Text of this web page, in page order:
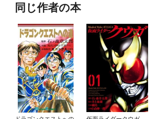
同じ作者の本